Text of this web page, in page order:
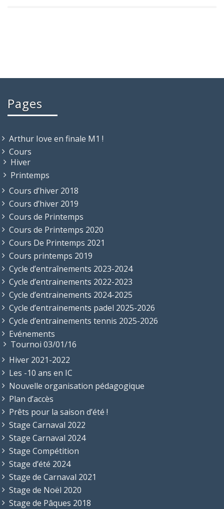
Pages
Arthur Iove en finale M1 !
Cours
Hiver
Printemps
Cours d’hiver 2018
Cours d’hiver 2019
Cours de Printemps
Cours de Printemps 2020
Cours De Printemps 2021
Cours printemps 2019
Cycle d’entraînements 2023-2024
Cycle d’entrainements 2022-2023
Cycle d’entrainements 2024-2025
Cycle d’entrainements padel 2025-2026
Cycle d’entrainements tennis 2025-2026
Evénements
Tournoi 03/01/16
Hiver 2021-2022
Les -10 ans en IC
Nouvelle organisation pédagogique
Plan d’accès
Prêts pour la saison d’été !
Stage Carnaval 2022
Stage Carnaval 2024
Stage Compétition
Stage d’été 2024
Stage de Carnaval 2021
Stage de Noël 2020
Stage de Pâques 2018